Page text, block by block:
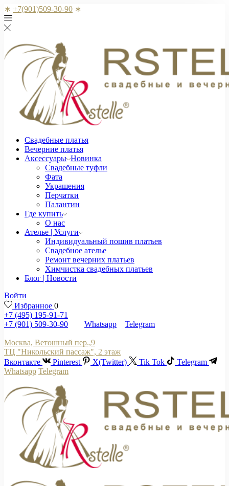
∗ +7(901)509-30-90 ∗
Свадебные платья
Вечерние платья
Аксессуары Новинка
Свадебные туфли
Фата
Украшения
Перчатки
Палантин
Где купить
О нас
Ателье | Услуги
Индивидуальный пошив платьев
Свадебное ателье
Ремонт вечерних платьев
Химчистка свадебных платьев
Блог | Новости
Войти
Избранное 0
+7 (495) 195-91-71
+7 (901) 509-30-90
Whatsapp Telegram
Москва, Ветошный пер.,9
ТЦ "Никольский пассаж", 2 этаж
Вконтакте
Pinterest X(Twitter) Tik Tok
Telegram
Whatsapp Telegram